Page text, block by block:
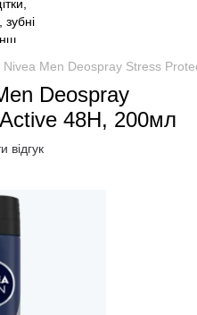
Nivea Men Deospray Stress
Deospray
48H, 200мл
відгук